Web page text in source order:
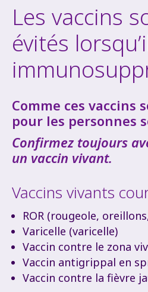
Les vaccins
évités
Comme ces vaccins
pour les personnes
Confirmez toujours
un vaccin vivant.
Vaccins vivants
ROR (rougeole,
Varicelle (varicelle)
Vaccin contre le zona
Vaccin antigrippal en
Vaccin contre la fièvre